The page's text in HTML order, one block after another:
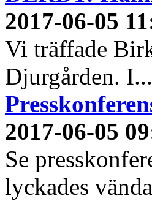
2017-06-05
Vi träffade
Djurgården. I...
2017-06-05
Se
lyckades